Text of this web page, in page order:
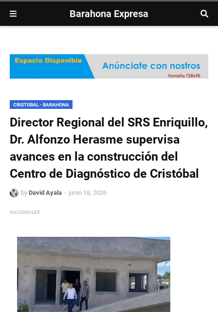
Barahona Expresa
CRISTOBAL - BARAHONA
Director Regional del SRS Enriquillo,
Dr. Alfonzo Herasme supervisa
avances en la construcción del
Centro de Diagnóstico de Cristóbal
by David Ayala junio 18, 2026
NACIONALES